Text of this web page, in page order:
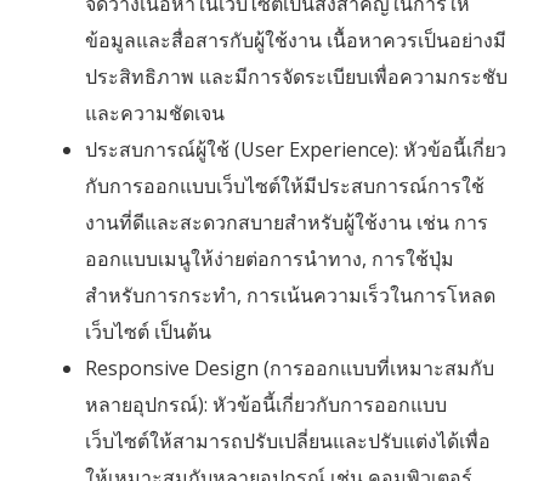
ข้อมูลและสื่อสารกับผู้ใช้งาน เนื้อหาควรเป็นอย่างมี
ประสิทธิภาพ และมีการจัดระเบียบเพื่อความกระชับ
และความชัดเจน
ประสบการณ์ผู้ใช้ (User Experience): หัวข้อนี้เกี่ยว
กับการออกแบบเว็บไซต์ให้มีประสบการณ์การใช้
งานที่ดีและสะดวกสบายสำหรับผู้ใช้งาน เช่น การ
ออกแบบเมนูให้ง่ายต่อการนำทาง, การใช้ปุ่ม
สำหรับการกระทำ, การเน้นความเร็วในการโหลด
เว็บไซต์ เป็นต้น
Responsive Design (การออกแบบที่เหมาะสมกับ
หลายอุปกรณ์): หัวข้อนี้เกี่ยวกับการออกแบบ
เว็บไซต์ให้สามารถปรับเปลี่ยนและปรับแต่งได้เพื่อ